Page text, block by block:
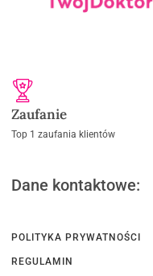
Zaufanie
Top 1 zaufania klientów
Dane kontaktowe:
POLITYKA PRYWATNOŚCI
REGULAMIN